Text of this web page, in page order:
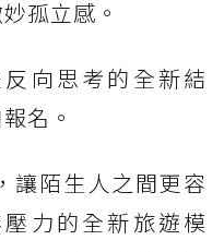
孤立感。
向思考的全新結
名。
讓陌生人之間更容
力的全新旅遊模